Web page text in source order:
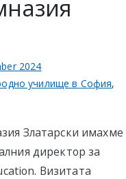
2024
училище в София,
Златарски имахме
директор за
Визитата